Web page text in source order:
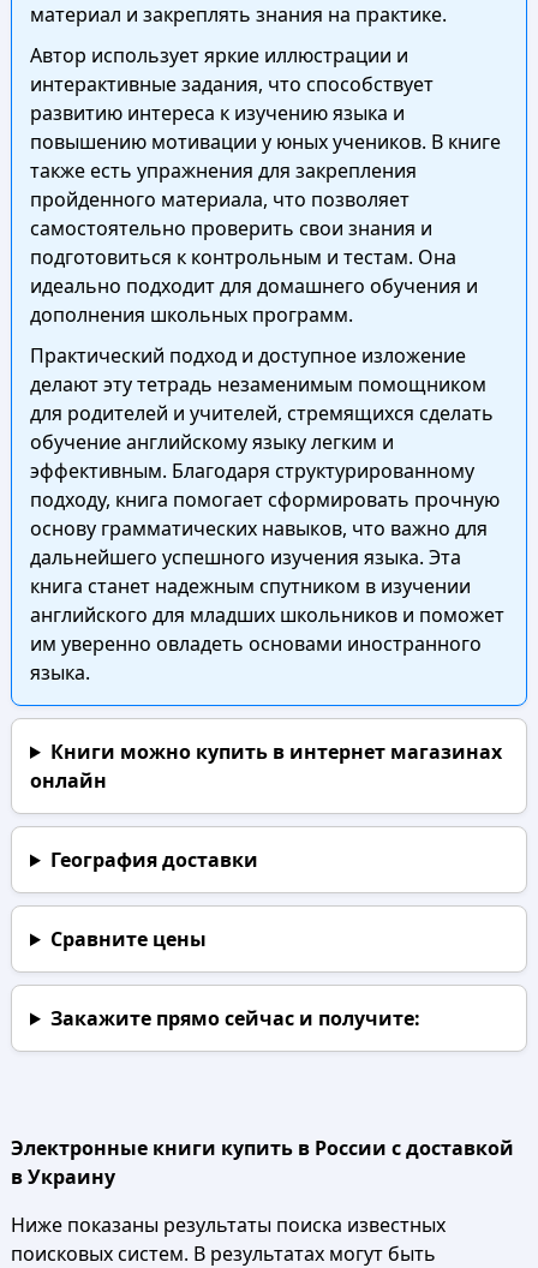
материал и закреплять знания на практике.
Автор использует яркие иллюстрации и
интерактивные задания, что способствует
развитию интереса к изучению языка и
повышению мотивации у юных учеников. В книге
также есть упражнения для закрепления
пройденного материала, что позволяет
самостоятельно проверить свои знания и
подготовиться к контрольным и тестам. Она
идеально подходит для домашнего обучения и
дополнения школьных программ.
Практический подход и доступное изложение
делают эту тетрадь незаменимым помощником
для родителей и учителей, стремящихся сделать
обучение английскому языку легким и
эффективным. Благодаря структурированному
подходу, книга помогает сформировать прочную
основу грамматических навыков, что важно для
дальнейшего успешного изучения языка. Эта
книга станет надежным спутником в изучении
английского для младших школьников и поможет
им уверенно овладеть основами иностранного
языка.
Книги можно купить в интернет магазинах
онлайн
География доставки
Сравните цены
Закажите прямо сейчаси получите:
Электронные книги купить в России с доставкой
в Украину
Ниже показаны результаты поиска известных
поисковых систем. В результатах могут быть